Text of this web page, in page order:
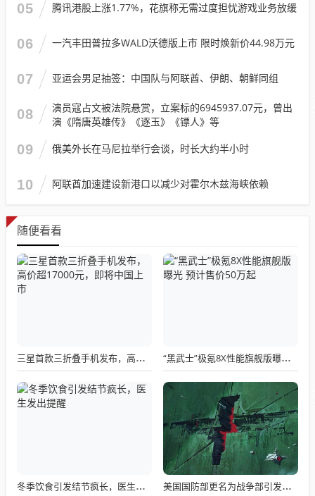
05 腾讯港股上涨1.77%，花旗称无需过度担忧游戏业务放缓
06 一汽丰田普拉多WALD沃德版上市 限时焕新价44.98万元
07 亚运会男足抽签：中国队与阿联酋、伊朗、朝鲜同组
08
演员寇占文被法院悬赏，立案标的6945937.07元，曾出
演《隋唐英雄传》《逐玉》《镖人》等
09 俄美外长在马尼拉举行会谈，时长大约半小时
10 阿联酋加速建设新港口以减少对霍尔木兹海峡依赖
随便看看
三星首款三折叠手机发布，高价超17000元，即将中国上市 “黑武士”极氪8X性能旗舰版曝光 预计售价50万起
冬季饮食引发结节疯长，医生发出提醒 美国国防部更名为战争部引发关注热议